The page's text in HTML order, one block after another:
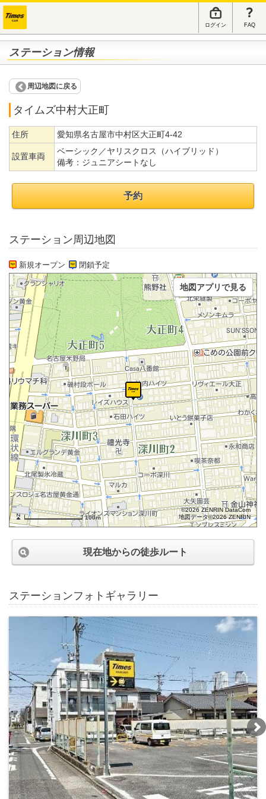
ログイン FAQ
ステーション情報
周辺地図に戻る
タイムズ中村大正町
住所 愛知県名古屋市中村区大正町4-42
設置車両
ベーシック／ヤリスクロス（ハイブリッド）
備考： ジュニアシートなし
予約
ステーション周辺地図
新規オープン 閉鎖予定
100m
©2026 ZENRIN DataCom
地図データ©2026 ZENRIN
地図アプリで見る
現在地からの徒歩ルート
ステーションフォトギャラリー